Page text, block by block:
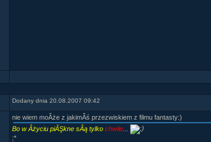
Dodany dnia 20.08.2007 09:42
nie wiem moÂże z jakimÂś przezwiskiem z filmu fantasty:)
Bo w Âżyciu piĂŞkne sÂą tylko chwile
;*